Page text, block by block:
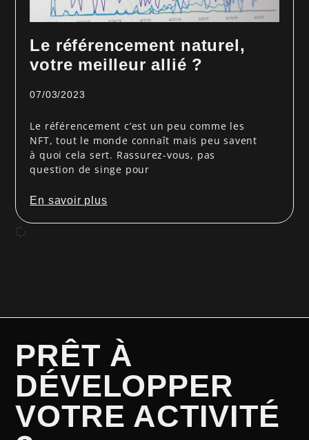
Le référencement naturel,
votre meilleur allié ?
07/03/2023
Le référencement c’est un peu comme les
NFT, tout le monde connaît mais peu savent
à quoi cela sert. Rassurez-vous, pas
question de singe pour
En savoir plus
PRÊT À
DÉVELOPPER
VOTRE ACTIVITÉ